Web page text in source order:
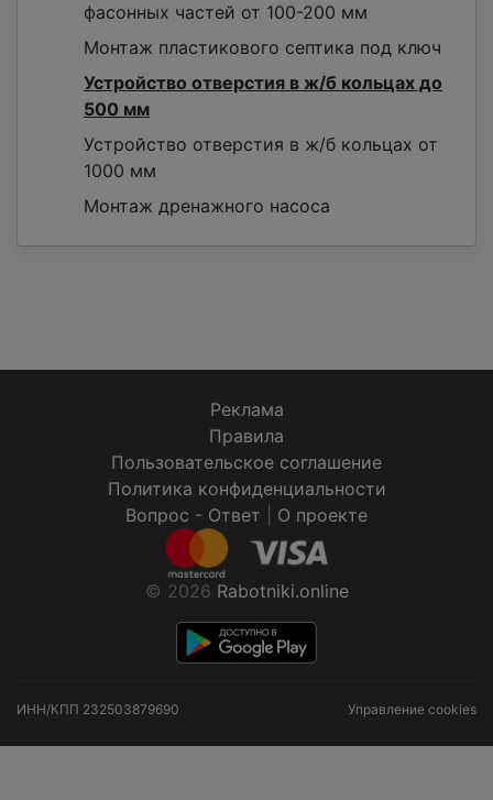
фасонных частей от 100-200 мм
Монтаж пластикового септика под ключ
Устройство отверстия в ж/б кольцах до
500 мм
Устройство отверстия в ж/б кольцах от
1000 мм
Монтаж дренажного насоса
Реклама
Правила
Пользовательское соглашение
Политика конфиденциальности
Вопрос - Ответ
О проекте
© 2026 Rabotniki.online
ИНН/КПП 232503879690 Управление cookies